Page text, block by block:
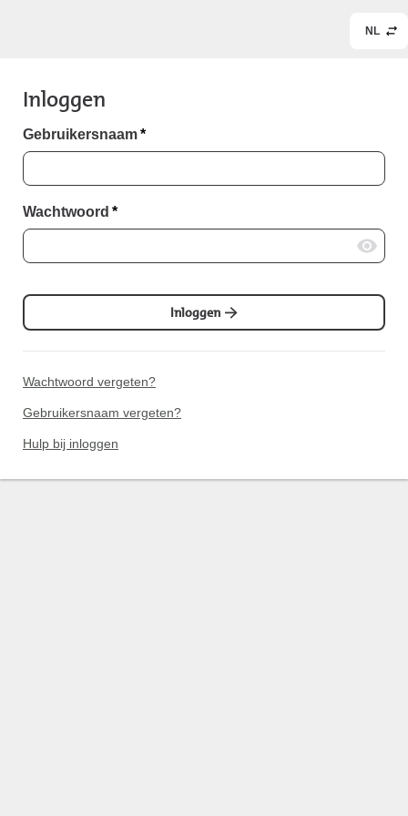
NL
Inloggen
Gebruikersnaam*
Wachtwoord *
Inloggen
Wachtwoord vergeten?
Gebruikersnaam vergeten?
Hulp bij inloggen